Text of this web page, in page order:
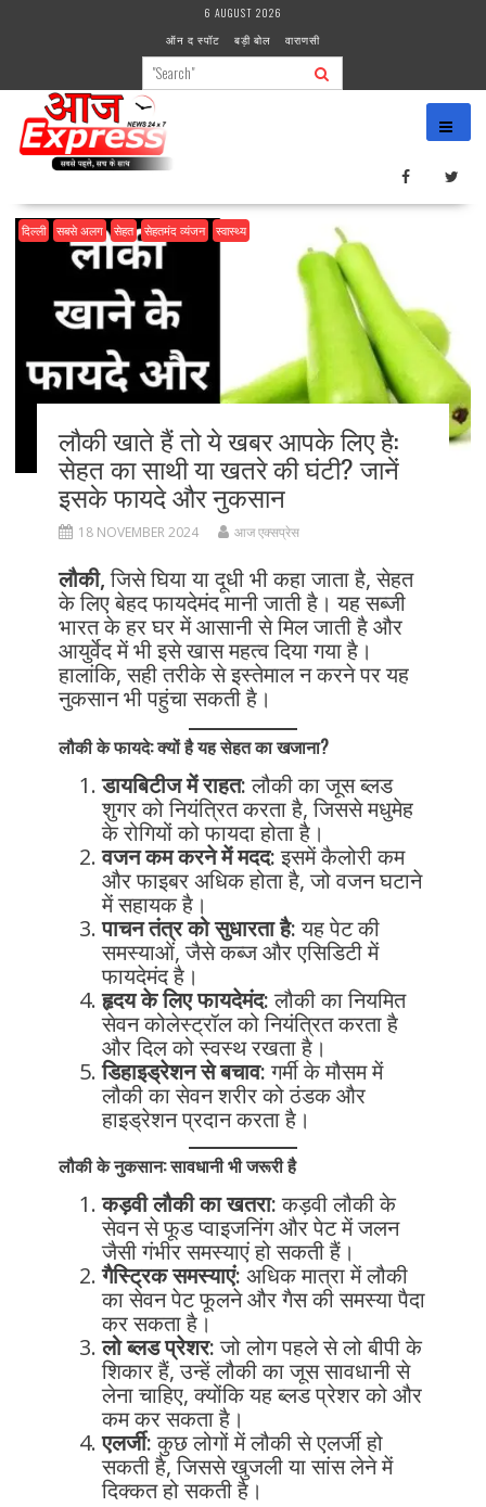
6 AUGUST 2026
ऑन द स्पॉट
बड़ी बोल वाराणसी
दिल्ली सबसे अलग सेहत सेहतमंद व्यंजन स्वास्थ्य
लौकी खाते हैं तो ये खबर आपके लिए है:
सेहत का साथी या खतरे की घंटी? जानें
इसके फायदे और नुकसान
18 NOVEMBER 2024 आज एक्सप्रेस
लौकी,जिसे घिया या दूधी भी कहा जाता है, सेहत
के लिए बेहद फायदेमंद मानी जाती है। यह सब्जी
भारत के हर घर में आसानी से मिल जाती है और
आयुर्वेद में भी इसे खास महत्व दिया गया है।
हालांकि, सही तरीके से इस्तेमाल न करने पर यह
नुकसान भी पहुंचा सकती है।
लौकी के फायदे: क्यों है यह सेहत का खजाना?
डायबिटीज में राहत:लौकी का जूस ब्लड
शुगर को नियंत्रित करता है, जिससे मधुमेह
के रोगियों को फायदा होता है।
वजन कम करने में मदद:इसमें कैलोरी कम
और फाइबर अधिक होता है, जो वजन घटाने
में सहायक है।
पाचन तंत्र को सुधारता है:यह पेट की
समस्याओं, जैसे कब्ज और एसिडिटी में
फायदेमंद है।
हृदय के लिए फायदेमंद:लौकी का नियमित
सेवन कोलेस्ट्रॉल को नियंत्रित करता है
और दिल को स्वस्थ रखता है।
डिहाइड्रेशन से बचाव:गर्मी के मौसम में
लौकी का सेवन शरीर को ठंडक और
हाइड्रेशन प्रदान करता है।
लौकी के नुकसान: सावधानी भी जरूरी है
कड़वी लौकी का खतरा:कड़वी लौकी के
सेवन से फूड प्वाइजनिंग और पेट में जलन
जैसी गंभीर समस्याएं हो सकती हैं।
गैस्ट्रिक समस्याएं: अधिक मात्रा में लौकी
का सेवन पेट फूलने और गैस की समस्या पैदा
कर सकता है।
लो ब्लड प्रेशर:जो लोग पहले से लो बीपी के
शिकार हैं, उन्हें लौकी का जूस सावधानी से
लेना चाहिए, क्योंकि यह ब्लड प्रेशर को और
कम कर सकता है।
एलर्जी:कुछ लोगों में लौकी से एलर्जी हो
सकती है, जिससे खुजली या सांस लेने में
दिक्कत हो सकती है।